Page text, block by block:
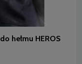
hełmu HEROS